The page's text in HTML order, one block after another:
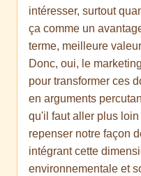
intéresser, surtout
ça comme un
terme, meilleure
Donc, oui, le
pour transformer ces
en arguments
qu'il faut aller plus loin
repenser notre façon
intégrant cette
environnementale et